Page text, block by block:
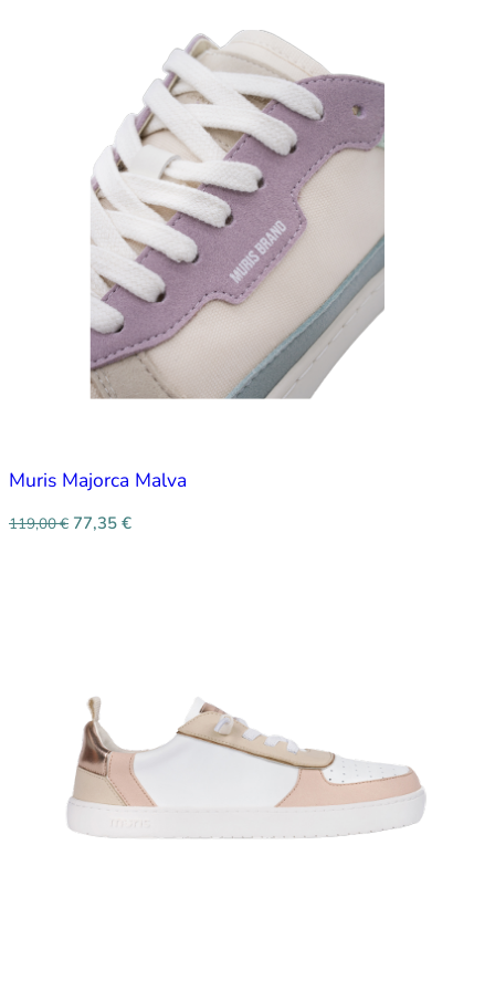
Muris Majorca Malva
119,00€ 77,35 €